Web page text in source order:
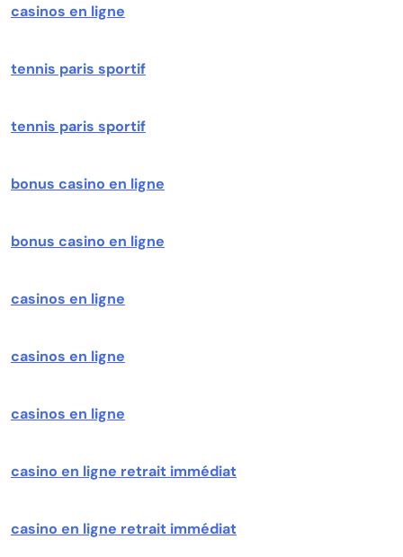
casinos en ligne
tennis paris sportif
tennis paris sportif
bonus casino en ligne
bonus casino en ligne
casinos en ligne
casinos en ligne
casinos en ligne
casino en ligne retrait immédiat
casino en ligne retrait immédiat